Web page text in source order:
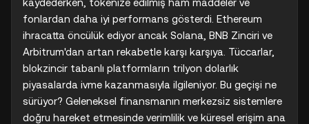
kaydederken, tokenize edilmiş ham maddeler ve
fonlardan daha iyi performans gösterdi. Ethereum
ihracatta öncülük ediyor ancak Solana, BNB Zinciri ve
Arbitrum'dan artan rekabetle karşı karşıya. Tüccarlar,
blokzincir tabanlı platformların trilyon dolarlık
piyasalarda ivme kazanmasıyla ilgileniyor. Bu geçişi ne
sürüyor? Geleneksel finansmanın merkezsiz sistemlere
doğru hareket etmesinde verimlilik ve küresel erişim ana